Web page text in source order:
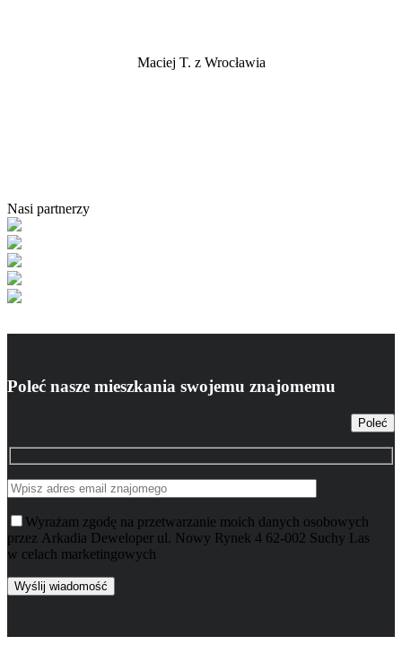
Maciej T. z Wrocławia
Nasi partnerzy
Poleć nasze mieszkania swojemu znajomemu
Poleć
Wyrażam zgodę na przetwarzanie moich danych osobowych
przez Arkadia Deweloper ul. Nowy Rynek 4 62-002 Suchy Las
w celach marketingowych